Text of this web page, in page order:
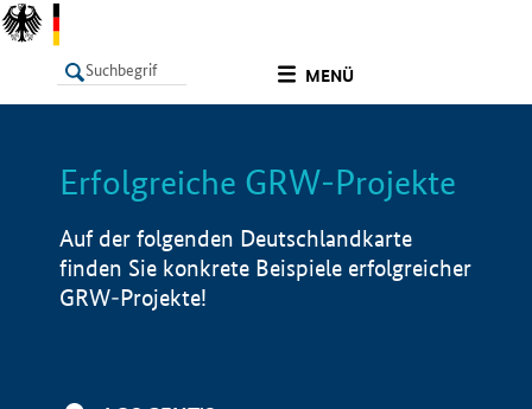
MENÜ
LISTE Info
Erfolgreiche GRW-Projekte
Auf der folgenden Deutschlandkarte
finden Sie konkrete Beispiele erfolgreicher
GRW-Projekte!